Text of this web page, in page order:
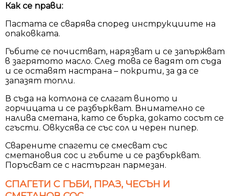
Как се прави:
Пастата се сварява според инструкциите на
опаковката.
Гъбите се почистват, нарязват и се запържват
в загрятото масло. След това се вадят от съда
и се оставят настрана – покрити, за да се
запазят топли.
В съда на котлона се слагат виното и
горчицата и се разбъркват. Внимателно се
налива сметана, като се бърка, докато сосът се
сгъсти. Овкусява се със сол и черен пипер.
Сварените спагети се смесват със
сметановия сос и гъбите и се разбъркват.
Поръсват се с настърган пармезан.
СПАГЕТИ С ГЪБИ, ПРАЗ, ЧЕСЪН И